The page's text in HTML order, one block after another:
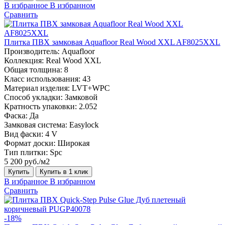
В избранное В избранном
Сравнить
Плитка ПВХ замковая Aquafloor Real Wood XXL AF8025XXL
Производитель: Aquafloor
Коллекция: Real Wood XXL
Общая толщина: 8
Класс использования: 43
Материал изделия: LVT+WPC
Способ укладки: Замковой
Кратность упаковки: 2.052
Фаска: Да
Замковая система: Easylock
Вид фаски: 4 V
Формат доски: Широкая
Тип плитки: Spc
5 200 руб./м2
Купить Купить в 1 клик
В избранное В избранном
Сравнить
-18%